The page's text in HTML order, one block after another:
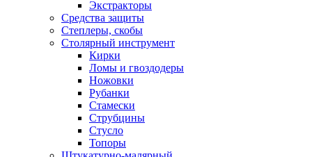
Экстракторы
Средства защиты
Степлеры, скобы
Столярный инструмент
Кирки
Ломы и гвоздодеры
Ножовки
Рубанки
Стамески
Струбцины
Стусло
Топоры